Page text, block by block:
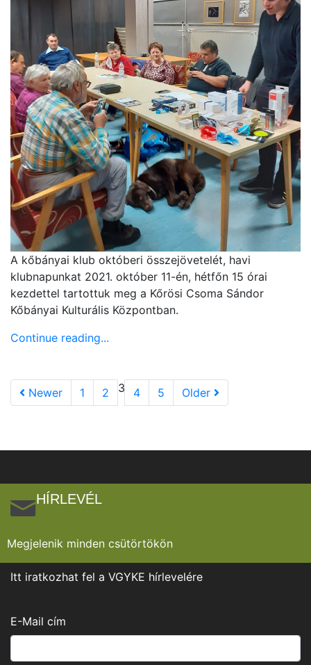
A kőbányai klub októberi összejövetelét, havi
klubnapunkat 2021. október 11-én, hétfőn 15 órai
kezdettel tartottuk meg a Kőrösi Csoma Sándor
Kőbányai Kulturális Központban.
Continue reading...
Newer 1 2 3 4 5 Older
HÍRLEVÉL
Megjelenik minden csütörtökön
Itt iratkozhat fel a VGYKE hírlevelére
E-Mail cím